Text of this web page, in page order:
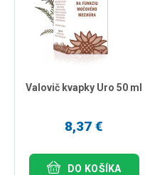
Valovič kvapky Uro 50 ml
8,37 €
DO KOŠÍKA